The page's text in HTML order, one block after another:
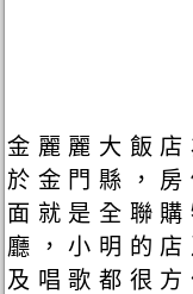
金麗麗大飯
於金門縣，
面就是全聯
廳，小明的
及唱歌都很